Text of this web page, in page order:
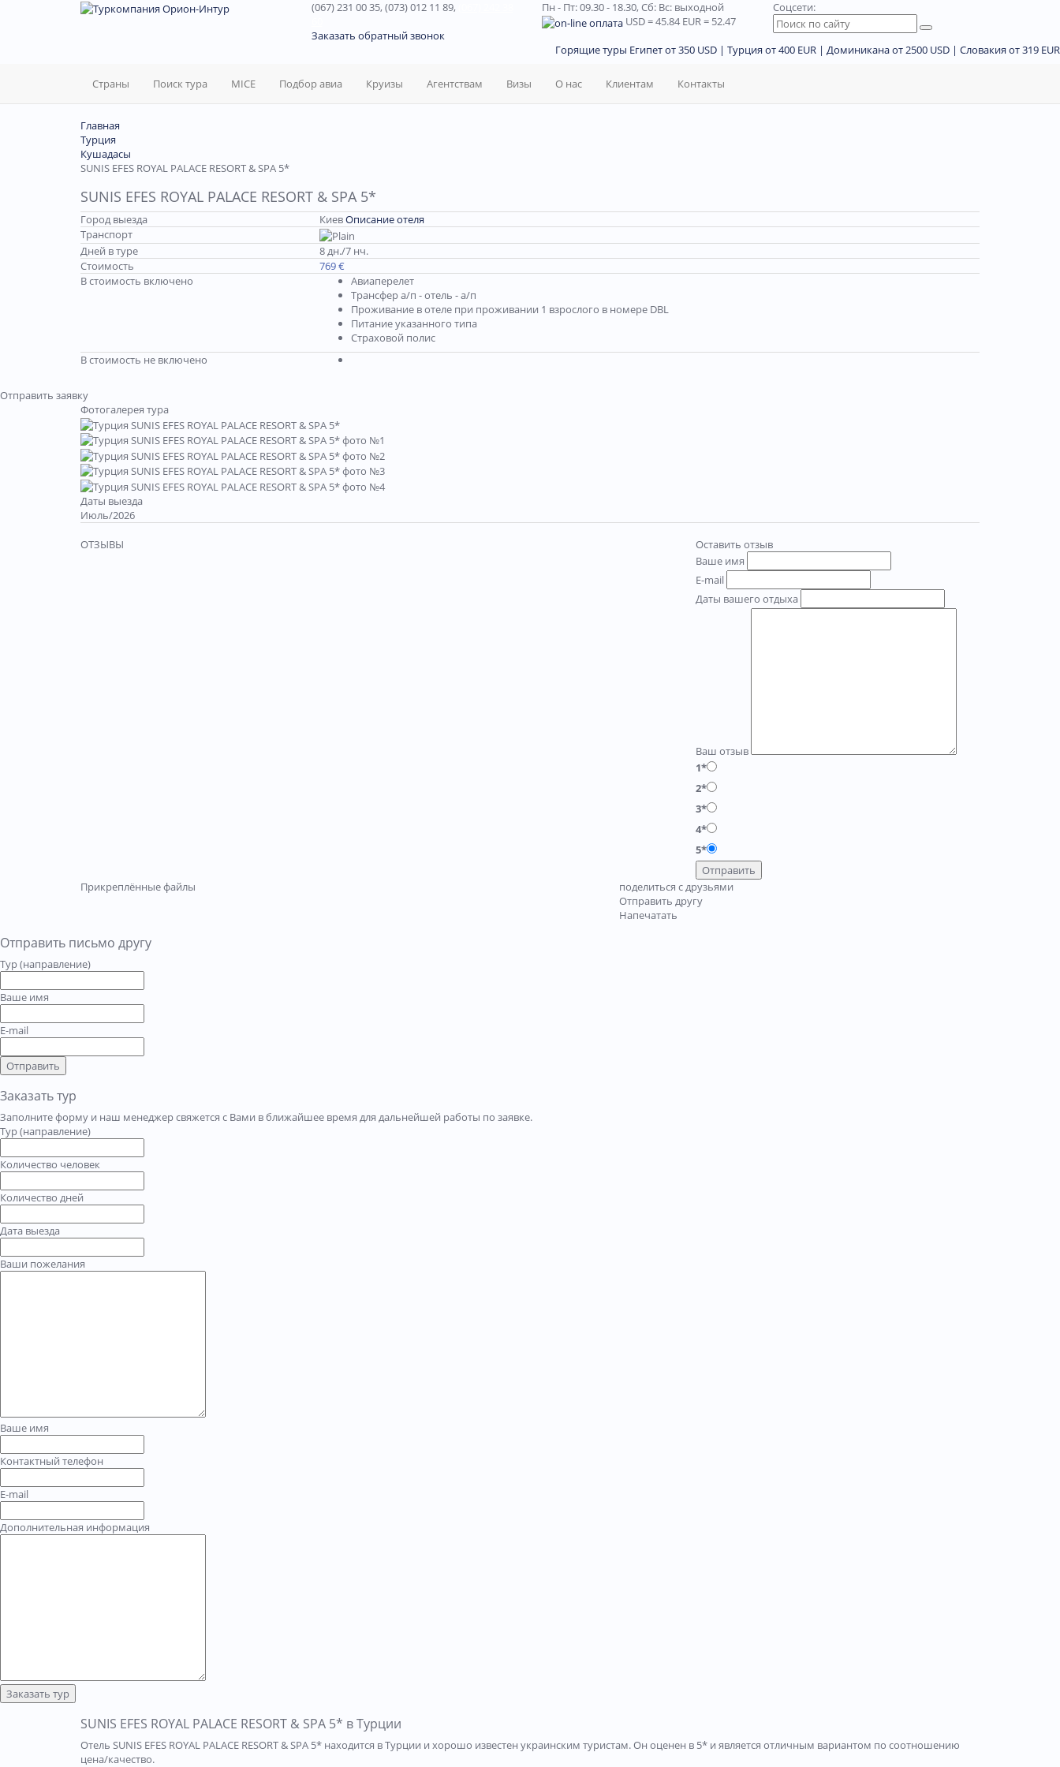
(067) 231 00 35, (073) 012 11 89,
Заказать обратный звонок
Пн - Пт: 09.30 - 18.30,Сб: Вс: выходной
USD= 45.84EUR= 52.47
Соцсети:
Горящие туры Египет от 350 USD | Турция от 400 EUR | Доминикана от 2500 USD | Словакия от 319 EUR
Страны Поиск тура MICE Подбор авиа Круизы Агентствам Визы О нас Клиентам Контакты
Главная
Турция
Кушадасы
SUNIS EFES ROYAL PALACE RESORT & SPA 5*
SUNIS EFES ROYAL PALACE RESORT & SPA 5*
Город выезда КиевОписание отеля
Транспорт
Дней в туре
8 дн./7 нч.
Стоимость
769 €
В стоимость включено
Авиаперелет
Трансфер а/п - отель - а/п
Проживание в отеле при проживании 1 взрослого в номере DBL
Питание указанного типа
Страховой полис
В стоимость не включено
Отправить заявку
Фотогалерея тура
Даты выезда
Июль/2026
ОТЗЫВЫ
Оставить отзыв
Ваше имя
E-mail
Даты вашего отдыха
Ваш отзыв
1*
2*
3*
4*
5*
Отправить
Прикреплённые файлы
поделиться с друзьями
Отправить другу
Напечатать
Отправить письмо другу
Тур (направление)
Ваше имя
E-mail
Отправить
Заказать тур
Заполните форму и наш менеджер свяжется с Вами в ближайшее время для дальнейшей работы по заявке.
Тур (направление)
Количество человек
Количество дней
Дата выезда
Ваши пожелания
Ваше имя
Контактный телефон
E-mail
Дополнительная информация
Заказать тур
SUNIS EFES ROYAL PALACE RESORT & SPA 5* в Турции
Отель SUNIS EFES ROYAL PALACE RESORT & SPA 5* находится в Турции и хорошо известен украинским туристам. Он оценен в 5* и является отличным вариантом по соотношению
цена/качество.